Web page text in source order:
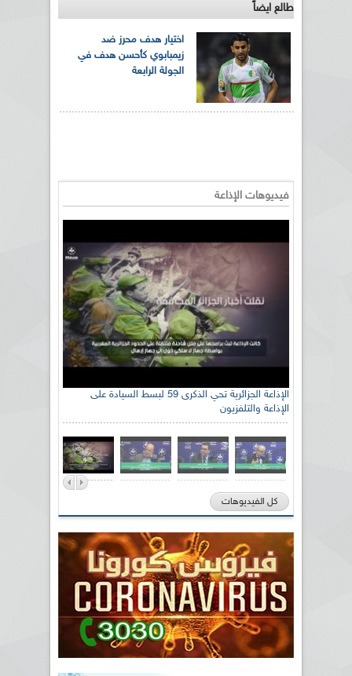
طالع ايضاً
اختيار هدف محرز ضد
زيمبابوي كأحسن هدف في
الجولة الرابعة
فيديوهات الإذاعة
الإذاعة الجزائرية تحي الذكرى 59 لبسط السيادة على
الإذاعة والتلفزيون
كل الفيديوهات